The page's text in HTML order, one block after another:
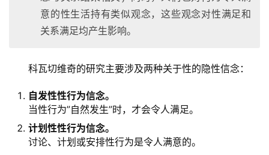
意的性生活持有类似观念，这些观念对性满足和
关系满足均产生影响。
科瓦切维奇的研究主要涉及两种关于性的隐性信念：
自发性性行为信念。
当性行为”自然发生”时，才会令人满足。
计划性性行为信念。
讨论、计划或安排性行为是令人满意的。